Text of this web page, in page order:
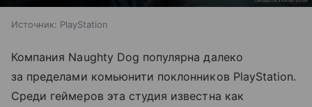
Источник: PlayStation
Компания Naughty Dog популярна далеко
за пределами комьюнити поклонников PlayStation.
Среди геймеров эта студия известна как